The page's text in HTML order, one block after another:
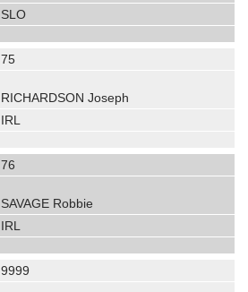
SLO
75
RICHARDSON Joseph
IRL
76
SAVAGE Robbie
IRL
9999